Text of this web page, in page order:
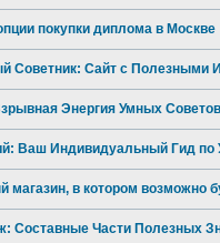
покупки диплома в Москве
Советник: Сайт с Полезными
Энергия Умных Советов
Ваш Индивидуальный Гид по
магазин, в котором возможно
Составные Части Полезных